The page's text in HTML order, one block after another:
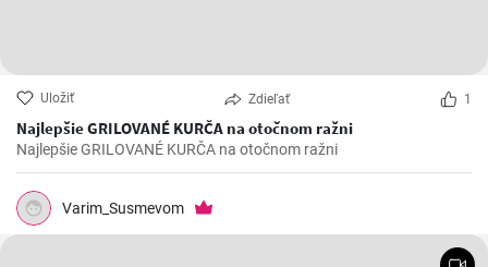
Uložiť Zdieľať 1
Najlepšie GRILOVANÉ KURČA na otočnom ražni
Najlepšie GRILOVANÉ KURČA na otočnom ražni
Varim_Susmevom